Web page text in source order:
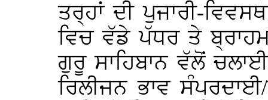
ਤਰ੍ਹਾਂ ਦੀ ਪੁਜਾਰੀ-
ਵਿਚ ਵੱਡੇ ਪੱਧਰ ਤੇ
ਗੁਰੂ ਸਾਹਿਬਾਨ ਵੱਲੋਂ
ਰਿਲੀਜਨ ਭਾਵ